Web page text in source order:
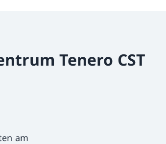
Tenero CST
am